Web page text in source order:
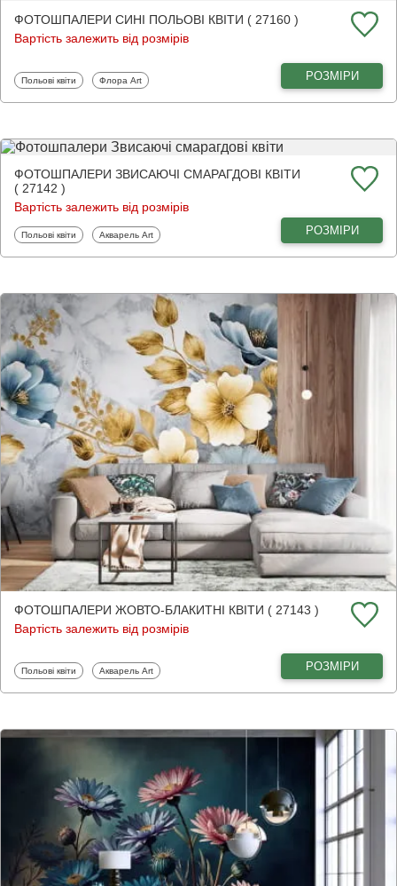
ФОТОШПАЛЕРИ СИНІ ПОЛЬОВІ КВІТИ ( 27160 )
Вартість залежить від розмірів
Фотошпалери
Польові квіти Фотошпалери
Флора Art РОЗМІРИ
ФОТОШПАЛЕРИ ЗВИСАЮЧІ СМАРАГДОВІ КВІТИ
( 27142 )
Вартість залежить від розмірів
Фотошпалери
Польові квіти Фотошпалери
Акварель Art РОЗМІРИ
ФОТОШПАЛЕРИ ЖОВТО-БЛАКИТНІ КВІТИ ( 27143 )
Вартість залежить від розмірів
Фотошпалери
Польові квіти Фотошпалери
Акварель Art РОЗМІРИ